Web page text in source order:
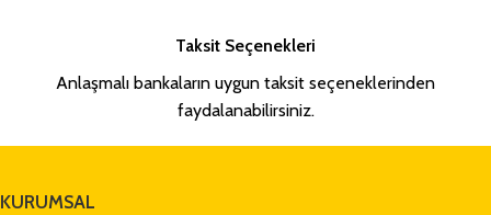
Taksit Seçenekleri
Anlaşmalı bankaların uygun taksit seçeneklerinden
faydalanabilirsiniz.
KURUMSAL